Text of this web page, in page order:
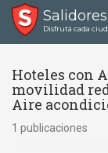
Disfrutá cada
Hoteles con
movilidad
Aire
1 publicaciones